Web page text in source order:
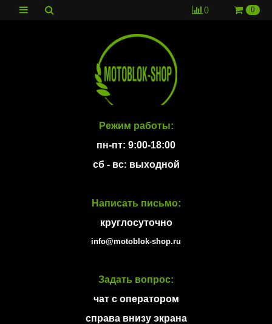
0 0
Режим работы:
пн-пт: 9:00-18:00
сб - вс: выходной
Написать письмо:
круглосуточно
info@motoblok-shop.ru
Задать вопрос:
чат с оператором
справа внизу экрана